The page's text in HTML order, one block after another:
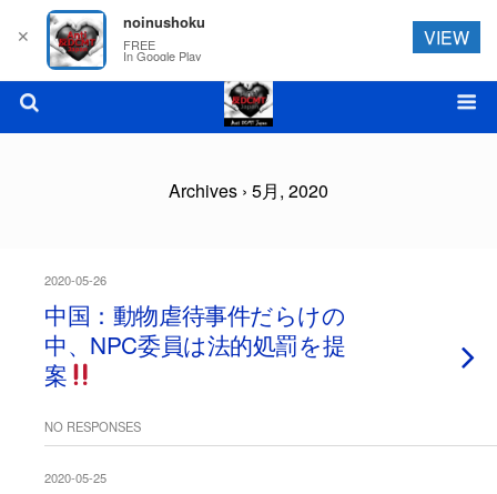
Archives › 5月, 2020
2020-05-26
中国：動物虐待事件だらけの
中、NPC委員は法的処罰を提
案
NO RESPONSES
2020-05-25
✕
noinushoku
FREE
In Google Play
VIEW